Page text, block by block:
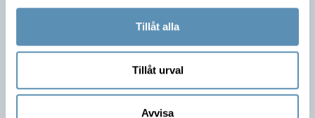
Tillåt alla
Tillåt urval
Avvisa
Ta kontakt med mig så berättar jag mer om möjligheterna
att flytta in!